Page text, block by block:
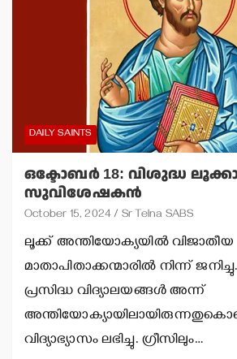
DAILY SAINTS
ഒക്ടോബര്‍ 18: വിശുദ്ധ
സുവിശേഷകന്‍
October 15, 2024 Sr Telna SABS
ലൂക്ക് അന്തിയോക്യയില്‍ വിജാതീയ
മാതാപിതാക്കന്മാരില്‍ നിന്ന്
പ്രസിദ്ധ വിദ്യാലയങ്ങള്‍ അന്ന്
വിദ്യാഭ്യാസം ലഭിച്ചു. ഗ്രീസിലും…